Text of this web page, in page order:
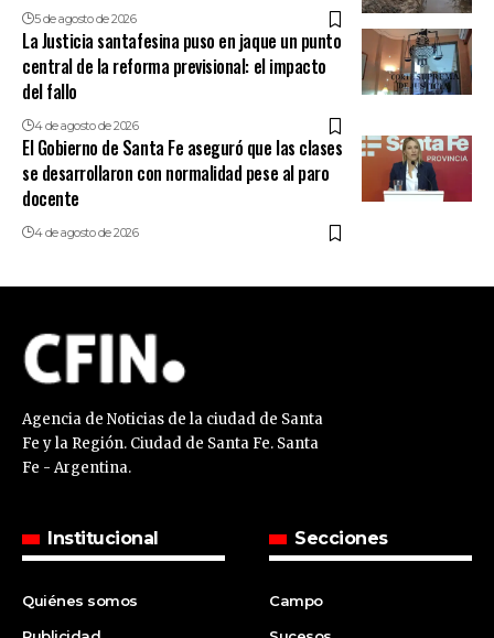
5 de agosto de 2026
La Justicia santafesina puso en jaque un punto
central de la reforma previsional: el impacto
del fallo
4 de agosto de 2026
El Gobierno de Santa Fe aseguró que las clases
se desarrollaron con normalidad pese al paro
docente
4 de agosto de 2026
Agencia de Noticias de la ciudad de Santa
Fe y la Región. Ciudad de Santa Fe. Santa
Fe - Argentina.
Institucional
Quiénes somos
Secciones
Campo